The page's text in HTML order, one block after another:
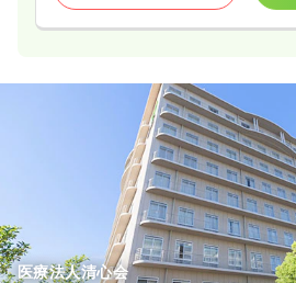
医療法人清心会